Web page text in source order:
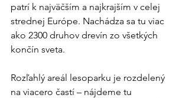
patrí k najväčším a najkrajším v celej
strednej Európe. Nachádza sa tu viac
ako 2300 druhov drevín zo všetkých
končín sveta.
Rozľahlý areál lesoparku je rozdelený
na viacero častí – nájdeme tu